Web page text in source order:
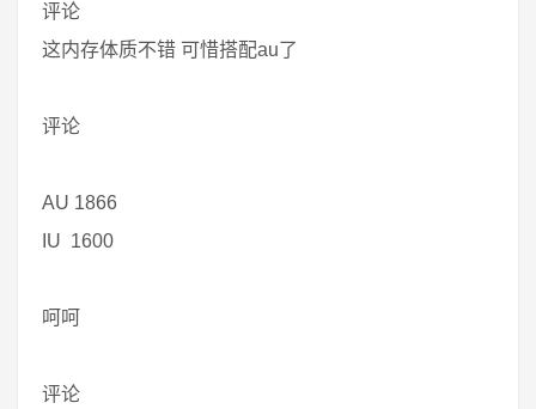
评论
这内存体质不错 可惜搭配au了
评论
AU 1866
IU 1600
呵呵
评论